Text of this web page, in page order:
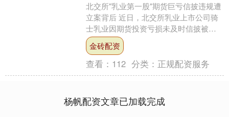
北交所"乳业第一股"期货巨亏信披违规遭
立案背后 近日，北交所乳业上市公司骑
士乳业因期货投资亏损未及时信披被证
监会立案调查。内蒙古证监局拟对公司
处以200万元罚款....
金砖配资
查看： 112 分类： 正规配资服务
杨帆配资文章已加载完成